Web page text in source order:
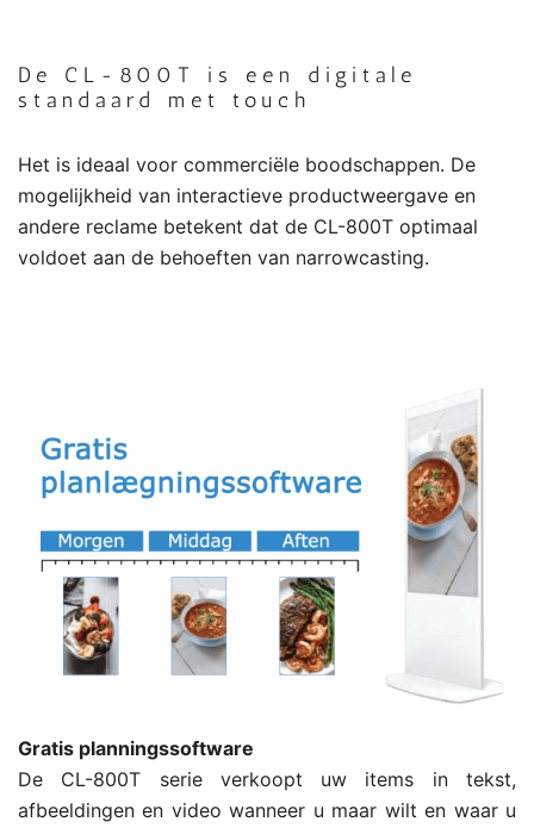
De CL-800T is een digitale
standaard met touch
Het is ideaal voor commerciële boodschappen. De
mogelijkheid van interactieve productweergave en
andere reclame betekent dat de CL-800T optimaal
voldoet aan de behoeften van narrowcasting.
Gratis planningssoftware
De CL-800T serie verkoopt uw items in tekst,
afbeeldingen en video wanneer u maar wilt en waar u